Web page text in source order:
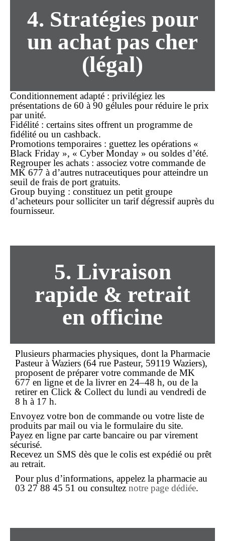
4. Stratégies pour
un achat pas cher
(légal)
Conditionnement adapté : privilégiez les
présentations de 60 à 90 gélules pour réduire le prix
par unité.
Fidélité : certains sites offrent un programme de
fidélité ou un cashback.
Promotions temporaires : guettez les opérations «
Black Friday », « Cyber Monday » ou soldes d’été.
Regrouper les achats : associez votre commande de
MK 677 à d’autres nutraceutiques pour atteindre un
seuil de frais de port gratuits.
Group buying : constituez un petit groupe
d’acheteurs pour solliciter un tarif dégressif auprès du
fournisseur.
5. Livraison
rapide & retrait
en officine
Plusieurs pharmacies physiques, dont la Pharmacie
Pasteurà Waziers (64 rue Pasteur, 59119 Waziers),
proposent de préparer votre commande de MK
677 en ligne et de la livrer en 24–48 h, ou de la
retirer en Click & Collect du lundi au vendredi de
8 h à 17 h.
Envoyez votre bon de commande ou votre liste de
produits par mail ou via le formulaire du site.
Payez en ligne par carte bancaire ou par virement
sécurisé.
Recevez un SMS dès que le colis est expédié ou prêt
au retrait.
Pour plus d’informations, appelez la pharmacie au
03 27 88 45 51 ou consultez notre page dédiée.